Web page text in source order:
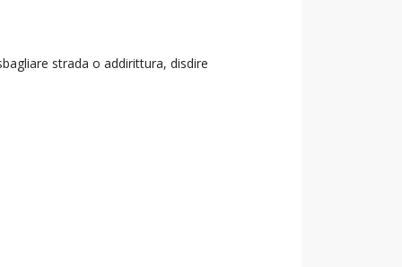
strada o addirittura, disdire